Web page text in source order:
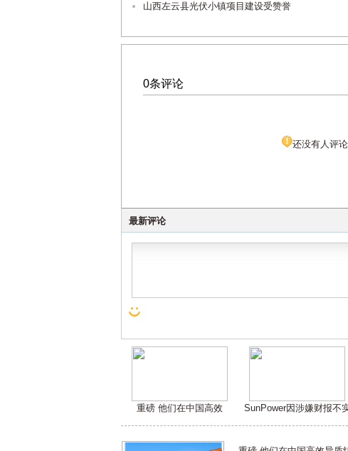
山西左云县光伏小镇项目建设受赞誉
0条评论
还没有人评
最新评论
重磅 他们在中国高效 SunPower因涉嫌财报不